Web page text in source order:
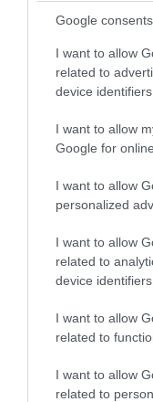
Google consents
I want to allow
related to
device identifiers
I want to allow
Google for
I want to allow
personalized
I want to allow
related to
device identifiers
I want to allow
related to
I want to allow
related to
«Επιχείρηση
αντικείμενα
06.08.2026 | 09:03
«Οι εντελώς
τα ζώα που
Αττικής (φωτο)